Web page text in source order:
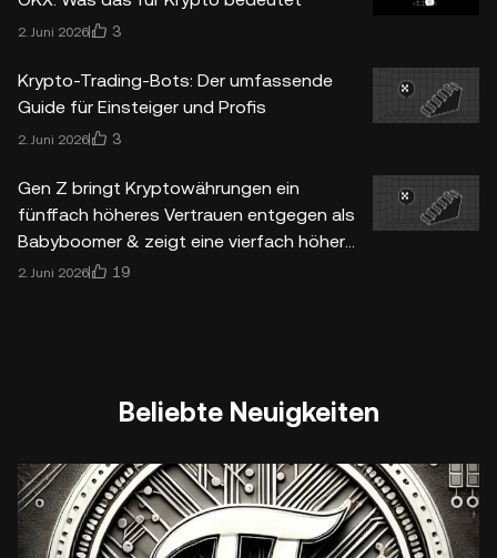
2. Juni 2026 3
Krypto-Trading-Bots: Der umfassende
Guide für Einsteiger und Profis
2. Juni 2026 3
Gen Z bringt Kryptowährungen ein
fünffach höheres Vertrauen entgegen als
Babyboomer & zeigt eine vierfach höhere
Marktzuversicht
2. Juni 2026 19
Beliebte Neuigkeiten